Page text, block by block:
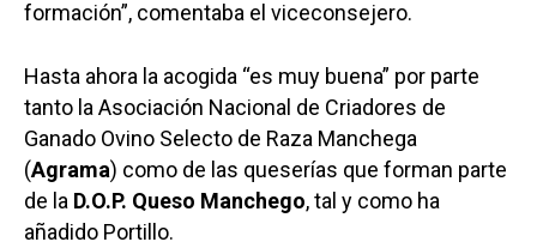
formación”, comentaba el viceconsejero.
Hasta ahora la acogida “es muy buena” por parte
tanto la Asociación Nacional de Criadores de
Ganado Ovino Selecto de Raza Manchega
(Agrama) como de las queserías que forman parte
de la D.O.P. Queso Manchego, tal y como ha
añadido Portillo.